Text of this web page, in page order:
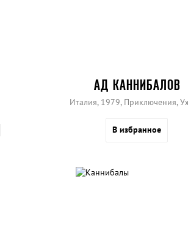
АД КАННИБАЛОВ
Италия, 1979, Приключения,
В избранное